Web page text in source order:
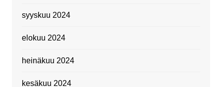
syyskuu 2024
elokuu 2024
heinäkuu 2024
kesäkuu 2024